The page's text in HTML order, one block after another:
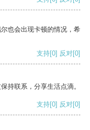
也会出现卡顿的情况，希
支持[0] 反对[0]
持联系，分享生活点滴。
支持[0] 反对[0]